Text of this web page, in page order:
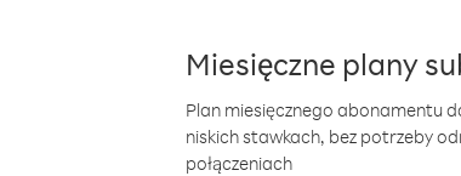
Miesięczne plany
Plan miesięcznego abonamentu
niskich stawkach, bez potrzeby
połączeniach